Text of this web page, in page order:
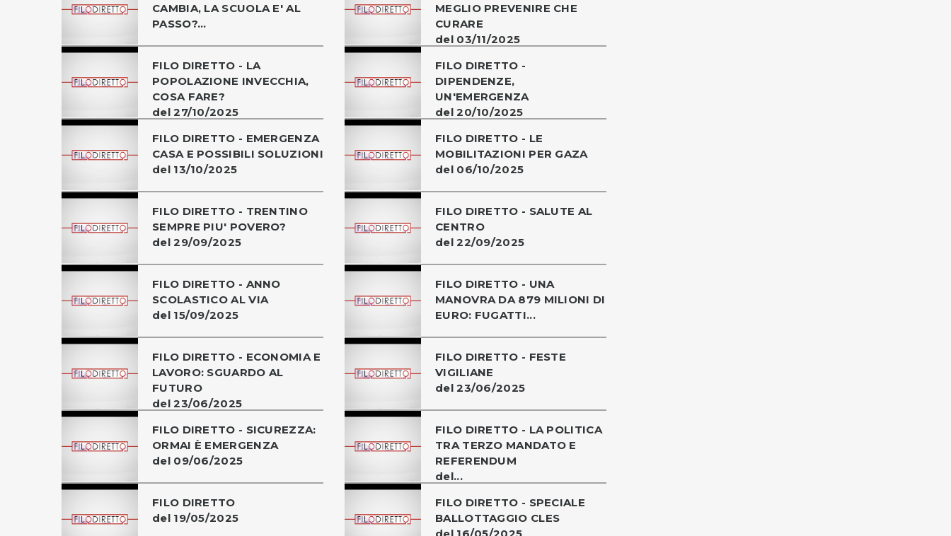
CAMBIA, LA SCUOLA E' AL
PASSO?...
MEGLIO PREVENIRE CHE
CURARE
del 03/11/2025
FILO DIRETTO - LA
POPOLAZIONE INVECCHIA,
COSA FARE?
del 27/10/2025
FILO DIRETTO -
DIPENDENZE,
UN'EMERGENZA
del 20/10/2025
FILO DIRETTO - EMERGENZA
CASA E POSSIBILI SOLUZIONI
del 13/10/2025
FILO DIRETTO - LE
MOBILITAZIONI PER GAZA
del 06/10/2025
FILO DIRETTO - TRENTINO
SEMPRE PIU' POVERO?
del 29/09/2025
FILO DIRETTO - SALUTE AL
CENTRO
del 22/09/2025
FILO DIRETTO - ANNO
SCOLASTICO AL VIA
del 15/09/2025
FILO DIRETTO - UNA
MANOVRA DA 879 MILIONI DI
EURO: FUGATTI...
FILO DIRETTO - ECONOMIA E
LAVORO: SGUARDO AL
FUTURO
del 23/06/2025
FILO DIRETTO - FESTE
VIGILIANE
del 23/06/2025
FILO DIRETTO - SICUREZZA:
ORMAI È EMERGENZA
del 09/06/2025
FILO DIRETTO - LA POLITICA
TRA TERZO MANDATO E
REFERENDUM
del...
FILO DIRETTO
del 19/05/2025
FILO DIRETTO - SPECIALE
BALLOTTAGGIO CLES
del 16/05/2025